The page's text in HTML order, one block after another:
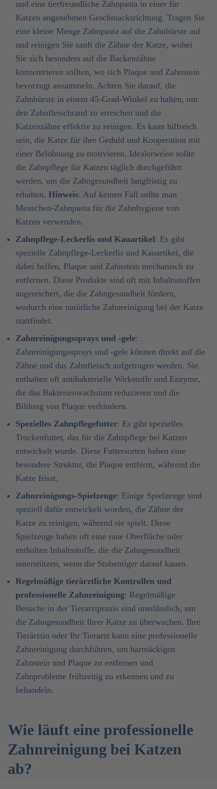
und eine tierfreundliche Zahnpasta in einer für
Katzen angenehmen Geschmacksrichtung. Tragen Sie
eine kleine Menge Zahnpasta auf die Zahnbürste auf
und reinigen Sie sanft die Zähne der Katze, wobei
Sie sich besonders auf die Backenzähne
konzentrieren sollten, wo sich Plaque und Zahnstein
bevorzugt ansammeln. Achten Sie darauf, die
Zahnbürste in einem 45-Grad-Winkel zu halten, um
den Zahnfleischrand zu erreichen und die
Katzenzähne effektiv zu reinigen. Es kann hilfreich
sein, die Katze für ihre Geduld und Kooperation mit
einer Belohnung zu motivieren. Idealerweise sollte
die Zahnpflege für Katzen täglich durchgeführt
werden, um die Zahngesundheit langfristig zu
erhalten. Hinweis: Auf keinen Fall sollte man
Menschen-Zahnpasta für die Zahnhygiene von
Katzen verwenden.
Zahnpflege-Leckerlis und Kauartikel: Es gibt
spezielle Zahnpflege-Leckerlis und Kauartikel, die
dabei helfen, Plaque und Zahnstein mechanisch zu
entfernen. Diese Produkte sind oft mit Inhaltsstoffen
angereichert, die die Zahngesundheit fördern,
wodurch eine natürliche Zahnreinigung bei der Katze
stattfindet.
Zahnreinigungssprays und -gele:
Zahnreinigungssprays und -gele können direkt auf die
Zähne und das Zahnfleisch aufgetragen werden. Sie
enthalten oft antibakterielle Wirkstoffe und Enzyme,
die das Bakterienwachstum reduzieren und die
Bildung von Plaque verhindern.
Spezielles Zahnpflegefutter: Es gibt spezielles
Trockenfutter, das für die Zahnpflege bei Katzen
entwickelt wurde. Diese Futtersorten haben eine
besondere Struktur, die Plaque entfernt, während die
Katze frisst.
Zahnreinigungs-Spielzeuge: Einige Spielzeuge sind
speziell dafür entwickelt worden, die Zähne der
Katze zu reinigen, während sie spielt. Diese
Spielzeuge haben oft eine raue Oberfläche oder
enthalten Inhaltsstoffe, die die Zahngesundheit
unterstützen, wenn die Stubentiger darauf kauen.
Regelmäßige tierärztliche Kontrollen und
professionelle Zahnreinigung: Regelmäßige
Besuche in der Tierarztpraxis sind unerlässlich, um
die Zahngesundheit Ihrer Katze zu überwachen. Ihre
Tierärztin oder Ihr Tierarzt kann eine professionelle
Zahnreinigung durchführen, um hartnäckigen
Zahnstein und Plaque zu entfernen und
Zahnprobleme frühzeitig zu erkennen und zu
behandeln.
Wie läuft eine professionelle
Zahnreinigung bei Katzen
ab?